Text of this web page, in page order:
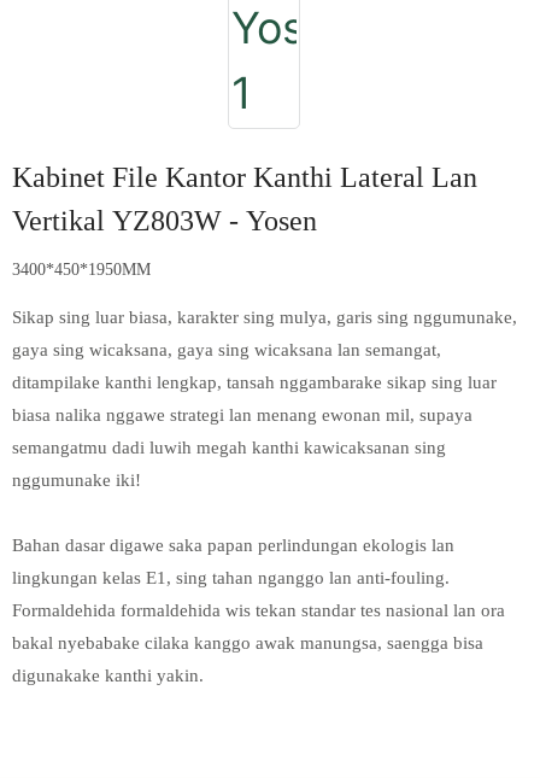
Kabinet File Kantor Kanthi Lateral Lan
Vertikal YZ803W - Yosen
3400*450*1950MM
Sikap sing luar biasa, karakter sing mulya, garis sing nggumunake,
gaya sing wicaksana, gaya sing wicaksana lan semangat,
ditampilake kanthi lengkap, tansah nggambarake sikap sing luar
biasa nalika nggawe strategi lan menang ewonan mil, supaya
semangatmu dadi luwih megah kanthi kawicaksanan sing
nggumunake iki!
Bahan dasar digawe saka papan perlindungan ekologis lan
lingkungan kelas E1, sing tahan nganggo lan anti-fouling.
Formaldehida formaldehida wis tekan standar tes nasional lan ora
bakal nyebabake cilaka kanggo awak manungsa, saengga bisa
digunakake kanthi yakin.